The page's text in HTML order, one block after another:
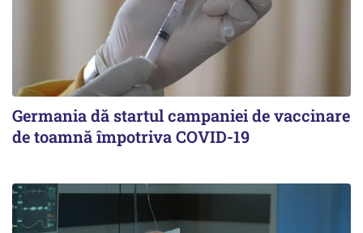
Germania dă startul campaniei de vaccinare
de toamnă împotriva COVID-19